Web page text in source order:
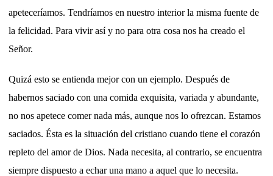
apeteceríamos. Tendríamos en nuestro interior la misma fuente de
la felicidad. Para vivir así y no para otra cosa nos ha creado el
Señor.
Quizá esto se entienda mejor con un ejemplo. Después de
habernos saciado con una comida exquisita, variada y abundante,
no nos apetece comer nada más, aunque nos lo ofrezcan. Estamos
saciados. Ésta es la situación del cristiano cuando tiene el corazón
repleto del amor de Dios. Nada necesita, al contrario, se encuentra
siempre dispuesto a echar una mano a aquel que lo necesita.